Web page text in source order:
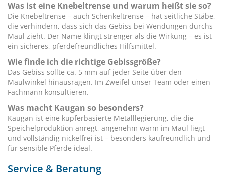
Was ist eine Knebeltrense und warum heißt sie so?
Die Knebeltrense – auch Schenkeltrense – hat seitliche Stäbe,
die verhindern, dass sich das Gebiss bei Wendungen durchs
Maul zieht. Der Name klingt strenger als die Wirkung – es ist
ein sicheres, pferdefreundliches Hilfsmittel.
Wie finde ich die richtige Gebissgröße?
Das Gebiss sollte ca. 5 mm auf jeder Seite über den
Maulwinkel hinausragen. Im Zweifel unser Team oder einen
Fachmann konsultieren.
Was macht Kaugan so besonders?
Kaugan ist eine kupferbasierte Metalllegierung, die die
Speichelproduktion anregt, angenehm warm im Maul liegt
und vollständig nickelfrei ist – besonders kaufreundlich und
für sensible Pferde ideal.
Service & Beratung